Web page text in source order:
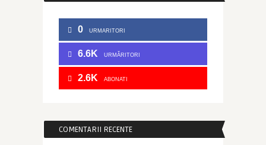
0 URMARITORI
6.6K URMĂRITORI
2.6K ABONATI
COMENTARII RECENTE